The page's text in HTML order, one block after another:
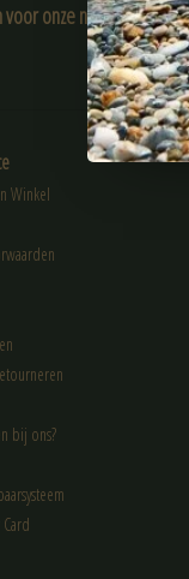
voor onze nieuwsbrief:
Winkel
bij ons?